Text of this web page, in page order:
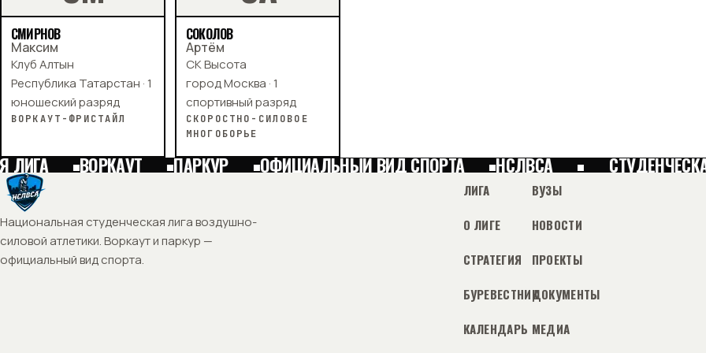
СМИРНОВ
Максим
Клуб Алтын
Республика Татарстан · 1
юношеский разряд
ВОРКАУТ-ФРИСТАЙЛ
СОКОЛОВ
Артём
СК Высота
город Москва · 1
спортивный разряд
СКОРОСТНО-СИЛОВОЕ
МНОГОБОРЬЕ
ВОРКАУТ ПАРКУР ОФИЦИАЛЬНЫЙ ВИД СПОРТА НСЛВСА
Национальная студенческая лига воздушно-
силовой атлетики. Воркаут и паркур —
официальный вид спорта.
ЛИГА
О ЛИГЕ
СТРАТЕГИЯ
БУРЕВЕСТНИК
КАЛЕНДАРЬ
ВУЗЫ
НОВОСТИ
ПРОЕКТЫ
ДОКУМЕНТЫ
МЕДИА